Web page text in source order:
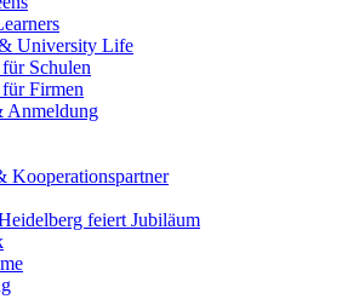
University Life
Schulen
Firmen
Anmeldung
Kooperationspartner
feiert Jubiläum